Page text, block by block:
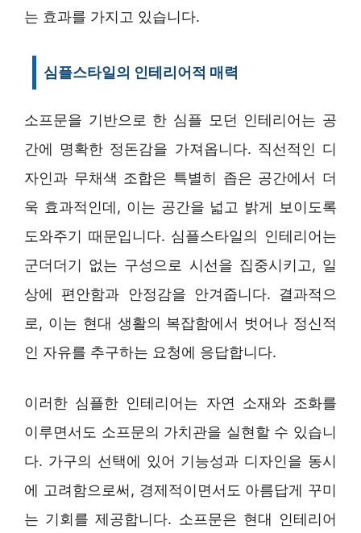
는 효과를 가지고 있습니다.
심플스타일의 인테리어적 매력
소프문을 기반으로 한 심플 모던 인테리어는 공
간에 명확한 정돈감을 가져옵니다. 직선적인 디
자인과 무채색 조합은 특별히 좁은 공간에서 더
욱 효과적인데, 이는 공간을 넓고 밝게 보이도록
도와주기 때문입니다. 심플스타일의 인테리어는
군더더기 없는 구성으로 시선을 집중시키고, 일
상에 편안함과 안정감을 안겨줍니다. 결과적으
로, 이는 현대 생활의 복잡함에서 벗어나 정신적
인 자유를 추구하는 요청에 응답합니다.
이러한 심플한 인테리어는 자연 소재와 조화를
이루면서도 소프문의 가치관을 실현할 수 있습니
다. 가구의 선택에 있어 기능성과 디자인을 동시
에 고려함으로써, 경제적이면서도 아름답게 꾸미
는 기회를 제공합니다. 소프문은 현대 인테리어